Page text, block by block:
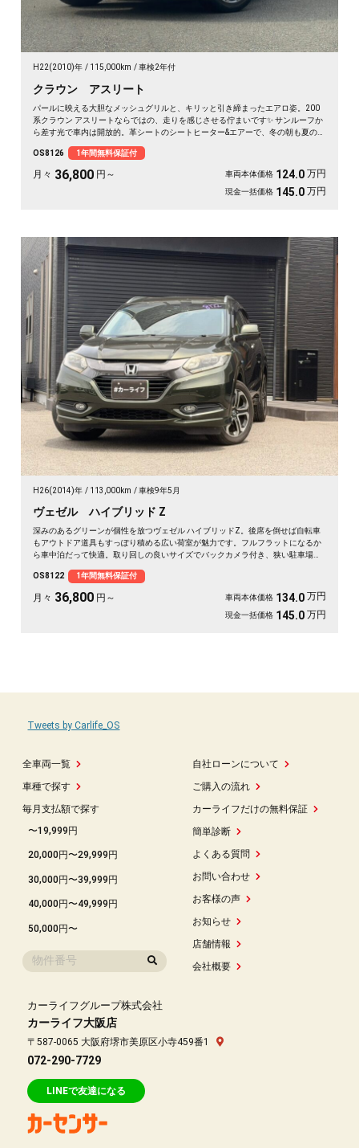
H22(2010)年 115,000km 車検2年付
クラウン アスリート
パールに映える大胆なメッシュグリルと、キリッと引き締まったエアロ姿。200
系クラウン アスリートならではの、走りを感じさせる佇まいです✨ サンルーフか
ら差す光で車内は開放的。革シートのシートヒーター&エアーで、冬の朝も夏の蒸
ります🚗 気になる車は早めのチェックがおすすめ。《1年保証付》でお届けしま
す👑
OS8126 1年間無料保証付
月々 36,800 円～ 車両本体価格 124.0 万円
現金一括価格 145.0 万円
H26(2014)年 113,000km 車検9年5月
ヴェゼル ハイブリッド Z
深みのあるグリーンが個性を放つヴェゼル ハイブリッドZ。後席を倒せば自転車
もアウトドア道具もすっぽり積める広い荷室が魅力です。フルフラットになるか
ら車中泊だって快適。取り回しの良いサイズでバックカメラ付き、狭い駐車場も
コーダー付きで万が一の時も映像で安心。走りに彩りを添える一台です《1年保
証付》🚗✨💚💺😎
OS8122 1年間無料保証付
月々 36,800 円～ 車両本体価格 134.0 万円
現金一括価格 145.0 万円
全車両一覧
車種で探す
毎月支払額で探す
〜19,999円
20,000円〜29,999円
30,000円〜39,999円
40,000円〜49,999円
50,000円〜
自社ローンについて
ご購入の流れ
カーライフだけの無料保証
簡単診断
よくある質問
お問い合わせ
お客様の声
お知らせ
店舗情報
会社概要
Tweets by Carlife_OS
カーライフグループ株式会社
カーライフ大阪店
〒587-0065 大阪府堺市美原区小寺459番1
072-290-7729
LINEで友達になる